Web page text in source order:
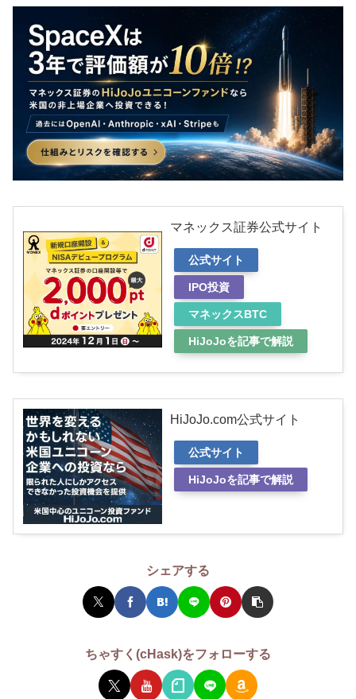
マネックス証券公式サイト
公式サイト
IPO投資
マネックスBTC
HiJoJoを記事で解説
HiJoJo.com公式サイト
公式サイト
HiJoJoを記事で解説
シェアする
ちゃすく(cHask)をフォローする